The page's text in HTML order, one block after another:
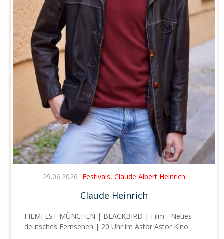
29.06.2026 Festivals, Claude Albert Heinrich
Claude Heinrich
FILMFEST MÜNCHEN | BLACKBIRD | Film - Neues
deutsches Fernsehen | 20 Uhr im Astor Astor Kino